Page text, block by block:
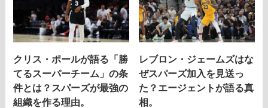
クリス・ポールが語る「勝
てるスーパーチーム」の条
件とは？スパーズが最強の
組織を作る理由。
レブロン・ジェームズはな
ぜスパーズ加入を見送っ
た？エージェントが語る真
相。